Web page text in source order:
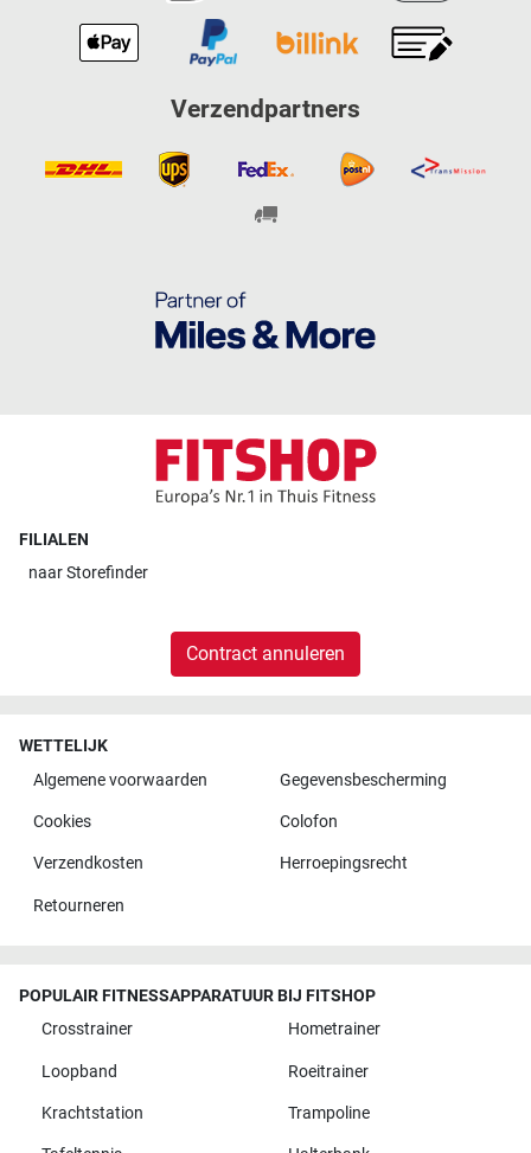
Verzendpartners
FILIALEN
naarStorefinder
Contract annuleren
WETTELIJK
Algemene voorwaarden
Gegevensbescherming
Cookies Colofon
Verzendkosten Herroepingsrecht
Retourneren
POPULAIR FITNESSAPPARATUUR BIJ FITSHOP
Crosstrainer
Hometrainer
Loopband Roeitrainer
Krachtstation Trampoline